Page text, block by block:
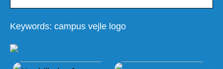
Keywords: campus vejle logo